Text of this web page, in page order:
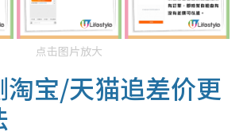
点击图片放大
淘宝/天猫追差价更